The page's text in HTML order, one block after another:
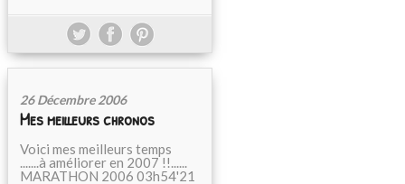
26 Décembre 2006
Mes meilleurs chronos
Voici mes meilleurs temps
.......à améliorer en 2007 !!......
MARATHON 2006 03h54'21